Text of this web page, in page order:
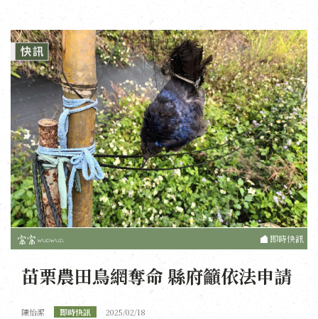
即時快訊
苗栗農田鳥網奪命 縣府籲依法申請
陳怡潔 即時快訊 2025/02/18